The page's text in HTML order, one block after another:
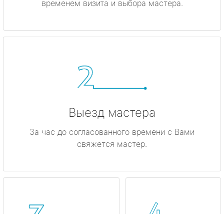
временем визита и выбора мастера.
Выезд мастера
За час до согласованного времени с Вами
свяжется мастер.